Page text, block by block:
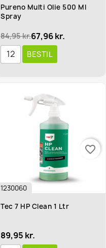
Pureno Multi Olie 500 Ml
Spray
84,95 kr.67,96 kr.
BESTIL
1230060
Tec 7 HP Clean 1 Ltr
89,95 kr.
favorite_border